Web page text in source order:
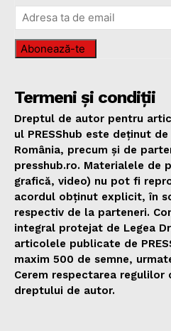
Abonează-te
Termeni și condiții
Dreptul de autor pentru
ul PRESShub este deținut
România, precum și de
presshub.ro. Materialele
grafică, video) nu pot fi
acordul obținut explicit, în
respectiv de la parteneri.
integral protejat de Legea
articolele publicate de
maxim 500 de semne,
Cerem respectarea
dreptului de autor.